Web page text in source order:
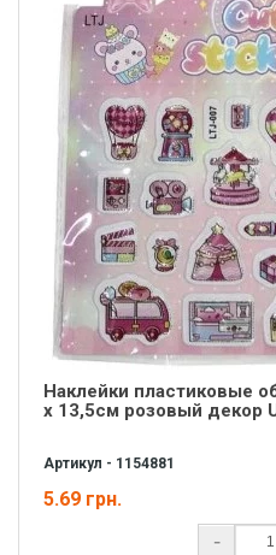
Наклейки пластиковые
х 13,5см розовый декор
Артикул - 1154881
5.69 грн.
-